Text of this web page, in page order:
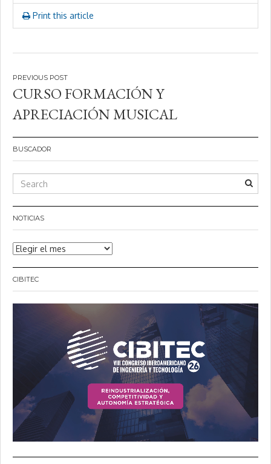
Print this article
Navegación
de
entradas
CURSO FORMACIÓN Y
APRECIACIÓN MUSICAL
BUSCADOR
NOTICIAS
Noticias
CIBITEC